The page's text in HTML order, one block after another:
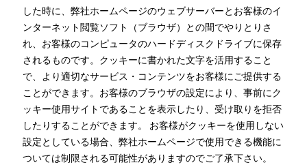
した時に、弊社ホームページのウェブサーバーとお客様のイ
ンターネット閲覧ソフト（ブラウザ）との間でやりとりさ
れ、お客様のコンピュータのハードディスクドライブに保存
されるものです。クッキーに書かれた文字を活用すること
で、より適切なサービス・コンテンツをお客様にご提供する
ことができます。お客様のブラウザの設定により、事前にク
ッキー使用サイトであることを表示したり、受け取りを拒否
したりすることができます。 お客様がクッキーを使用しない
設定としている場合、弊社ホームページで使用できる機能に
ついては制限される可能性がありますのでご了承下さい。